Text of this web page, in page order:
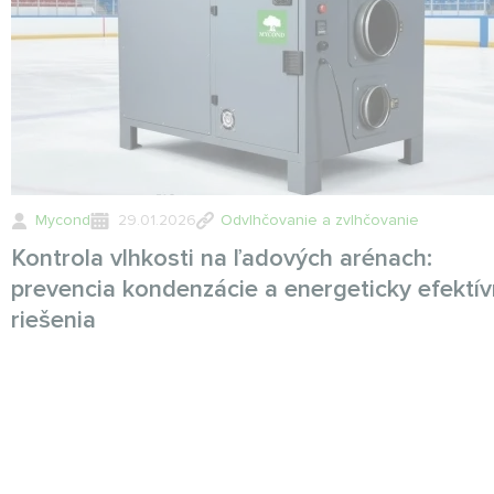
Mycond 29.01.2026 Odvlhčovanie a zvlhčovanie
Kontrola vlhkosti na ľadových arénach:
prevencia kondenzácie a energeticky
riešenia